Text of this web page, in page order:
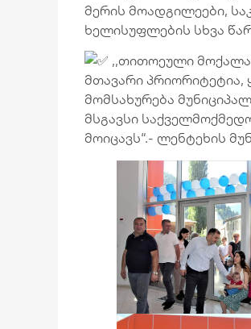
მერის მოადგილეები,
ხელისუფლების სხვა
,,თითოეული
მთავარი
მომსახურება
მსგავსი
მოიცავს“.- ლენტეხის